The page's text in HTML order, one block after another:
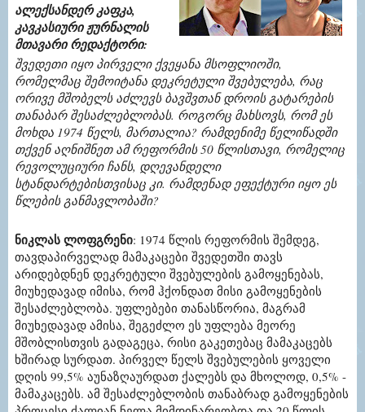
ალექსანდერ კაფკა,
კავკასიური ჟურნალის
მთავარი რედაქტორი:
შვედეთი იყო პირველი ქვეყანა მსოფლიოში,
რომელმაც შემოიტანა დეკრეტული შვებულება, რაც
ორივე მშობელს აძლევს ბავშვთან დროის გატარების
თანაბარ შესაძლებლობას. როგორც მახსოვს, რომ ეს
მოხდა 1974 წელს, მართალია? რამდენიმე წელიწადში
თქვენ აღნიშნეთ ამ რეფორმის 50 წლისთავი, რომელიც
რევოლუციური ჩანს, დღევანდელი
სტანდარტებისთვისაც კი. რამდენად ეფექტური იყო ეს
წლების განმავლობაში?
ნიკლას ლოფგრენი: 1974 წლის რეფორმის შემდეგ,
თავდაპირველად მამაკაცები შვედეთში თავს
არიდებდნენ დეკრეტული შვებულების გამოყენებას,
მიუხედავად იმისა, რომ ჰქონდათ მისი გამოყენების
შესაძლებლობა. უფლებები თანასწორია, მაგრამ
მიუხედავად ამისა, შეგეძლო ეს უფლება მეორე
მშობლისთვის გადაგეცა, რისი გაკეთებაც მამაკაცებს
ხშირად სურდათ. პირველ წელს შვებულების ყოველი
დღის 99,5% აუნაზღაურდათ ქალებს და მხოლოდ, 0,5% -
მამაკაცებს. ამ შესაძლებლობის თანაბრად გამოყენების